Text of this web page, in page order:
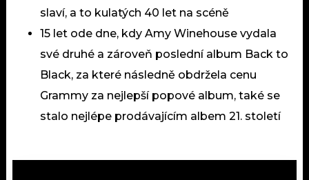
slaví, a to kulatých 40 let na scéně
15 let ode dne, kdy Amy Winehouse vydala
své druhé a zároveň poslední album Back to
Black, za které následně obdržela cenu
Grammy za nejlepší popové album, také se
stalo nejlépe prodávajícím albem 21. století